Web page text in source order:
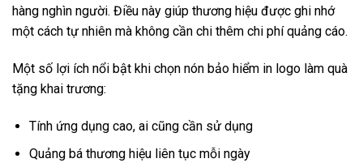
hàng nghìn người. Điều này giúp thương hiệu được ghi nhớ
một cách tự nhiên mà không cần chi thêm chi phí quảng cáo.
Một số lợi ích nổi bật khi chọn nón bảo hiểm in logo làm quà
tặng khai trương:
Tính ứng dụng cao, ai cũng cần sử dụng
Quảng bá thương hiệu liên tục mỗi ngày